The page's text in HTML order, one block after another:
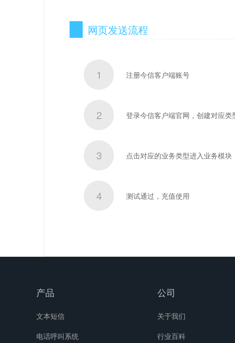
网页发送流程
1 注册今信客户端账号
2 登录今信客户端官网，创建对应类
3 点击对应的业务类型进入业务模块
4 测试通过，充值使用
产品
文本短信
电话呼叫系统
公司
关于我们
行业百科